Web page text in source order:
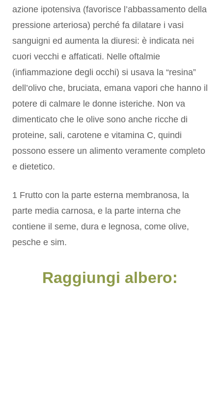
azione ipotensiva (favorisce l’abbassamento della
pressione arteriosa) perché fa dilatare i vasi
sanguigni ed aumenta la diuresi: è indicata nei
cuori vecchi e affaticati. Nelle oftalmie
(infiammazione degli occhi) si usava la “resina”
dell’olivo che, bruciata, emana vapori che hanno il
potere di calmare le donne isteriche. Non va
dimenticato che le olive sono anche ricche di
proteine, sali, carotene e vitamina C, quindi
possono essere un alimento veramente completo
e dietetico.
1 Frutto con la parte esterna membranosa, la
parte media carnosa, e la parte interna che
contiene il seme, dura e legnosa, come olive,
pesche e sim.
Raggiungi albero: